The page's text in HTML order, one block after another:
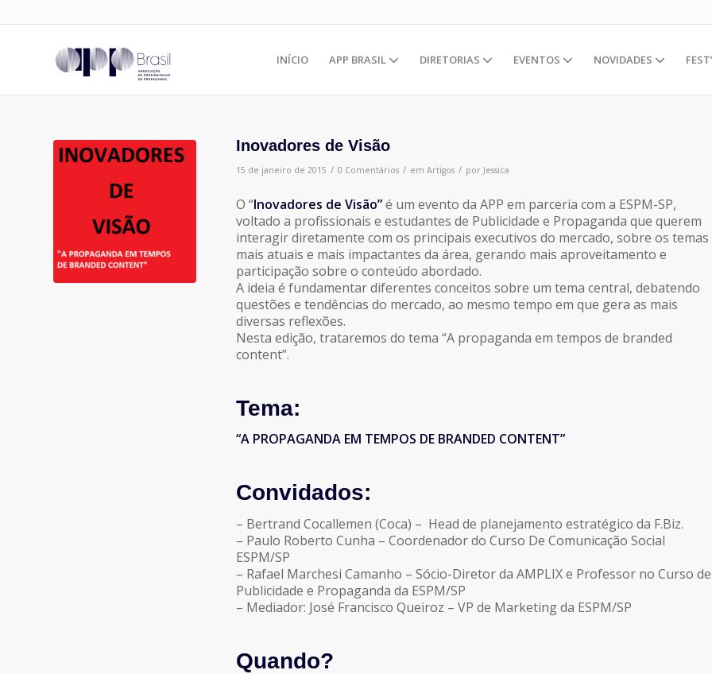
INÍCIO APP BRASIL DIRETORIAS EVENTOS NOVIDADES
Inovadores de Visão
15 de janeiro de 2015 / 0 Comentários / em Artigos / por Jessica
O “Inovadores de Visão”é um evento da APP em parceria com a ESPM-SP,
voltado a profissionais e estudantes de Publicidade e Propaganda que querem
interagir diretamente com os principais executivos do mercado, sobre os temas
mais atuais e mais impactantes da área, gerando mais aproveitamento e
participação sobre o conteúdo abordado.
A ideia é fundamentar diferentes conceitos sobre um tema central, debatendo
questões e tendências do mercado, ao mesmo tempo em que gera as mais
diversas reflexões.
Nesta edição, trataremos do tema “A propaganda em tempos de branded
content”.
Tema:
“A PROPAGANDA EM TEMPOS DE BRANDED CONTENT”
Convidados:
– Bertrand Cocallemen (Coca) – Head de planejamento estratégico da F.Biz.
– Paulo Roberto Cunha – Coordenador do Curso De Comunicação Social
ESPM/SP
– Rafael Marchesi Camanho – Sócio-Diretor da AMPLIX e Professor no Curso de
Publicidade e Propaganda da ESPM/SP
– Mediador: José Francisco Queiroz – VP de Marketing da ESPM/SP
Quando?